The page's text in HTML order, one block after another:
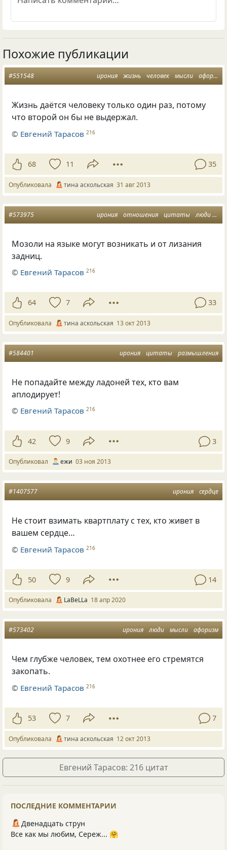
Похожие публикации
ирония жизнь человек мысли афоризм
#551548
Жизнь даётся человеку только один раз, потому
что второй он бы не выдержал.
© Евгений Тарасов 216
68 11 35
Опубликовала тина аскольская 31 авг 2013
ирония отношения цитаты люди
#573975
Мозоли на языке могут возникать и от лизания
задниц.
© Евгений Тарасов 216
64 7 33
Опубликовала тина аскольская 13 окт 2013
ирония цитаты размышления
#584401
Не попадайте между ладоней тех, кто вам
аплодирует!
© Евгений Тарасов 216
42 9 3
Опубликовал ежи 03 ноя 2013
ирония сердце
#1407577
Не стоит взимать квартплату с тех, кто живет в
вашем сердце…
© Евгений Тарасов 216
50 9 14
Опубликовала LaBeLLa 18 апр 2020
ирония люди мысли афоризм
#573402
Чем глубже человек, тем охотнее его стремятся
закопать.
© Евгений Тарасов 216
53 7 7
Опубликовала тина аскольская 12 окт 2013
Евгений Тарасов: 216 цитат
ПОСЛЕДНИЕ КОММЕНТАРИИ
Двенадцать струн
Все как мы любим, Сереж... 🤗